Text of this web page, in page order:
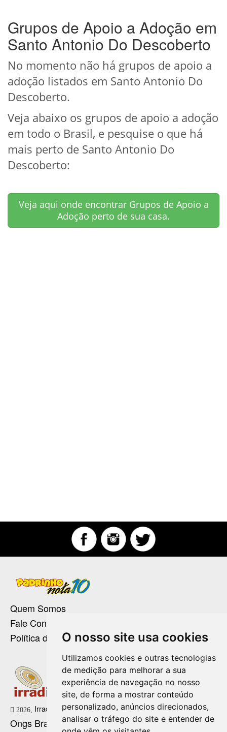
O nosso site usa cookies
Utilizamos cookies e outras tecnologias
de medição para melhorar a sua
experiência de navegação no nosso
site, de forma a mostrar conteúdo
personalizado, anúncios direcionados,
analisar o tráfego do site e entender de
Grupos de Apoio a Adoção em
Santo Antonio Do Descoberto
No momento não há grupos de apoio a
adoção listados em Santo Antonio Do
Descoberto.
Veja abaixo os grupos de apoio a adoção
em todo o Brasil, e pesquise o que há
mais perto de Santo Antonio Do
Descoberto:
Veja aqui onde encontrar Grupos de Apoio a
Adoção perto de sua casa.
Quem Somos
Fale Conosco
Política de Privacidade
2026, Irradie Marketing Digital
Ongs Brasil